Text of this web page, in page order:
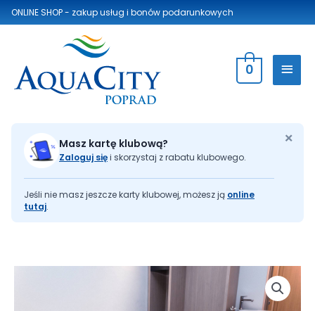
ONLINE SHOP - zakup usług i bonów podarunkowych
0
×
Masz kartę klubową?
Zaloguj sięi skorzystaj z rabatu klubowego.
Jeśli nie masz jeszcze karty klubowej, możesz ją online
tutaj.